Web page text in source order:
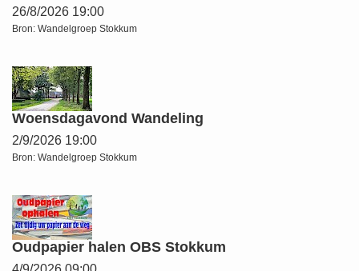
26/8/2026 19:00
Bron: Wandelgroep Stokkum
Woensdagavond Wandeling
2/9/2026 19:00
Bron: Wandelgroep Stokkum
Oudpapier halen OBS Stokkum